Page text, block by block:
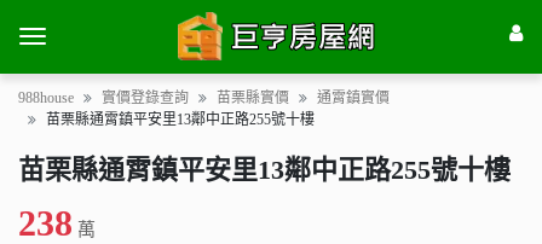
988house 實價登錄查詢 苗栗縣實價
通霄鎮實價
苗栗縣通霄鎮平安里13鄰中正路255號十樓
苗栗縣通霄鎮平安里13鄰中正路255號十樓
238 萬